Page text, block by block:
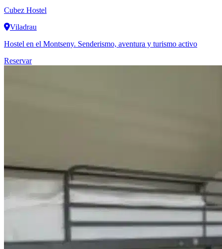
Cubez Hostel
Viladrau
Hostel en el Montseny. Senderismo, aventura y turismo activo
Reservar